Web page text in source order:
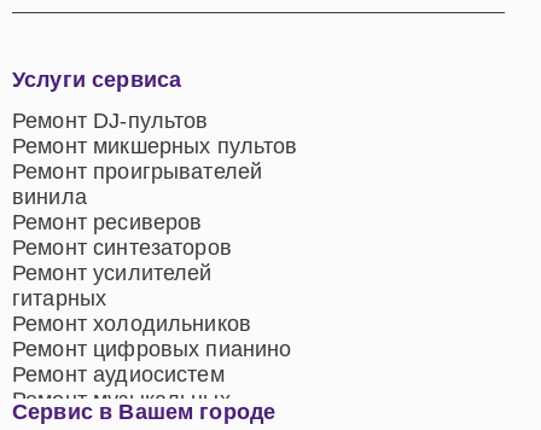
Сервис в Вашем городе
Услуги сервиса
Ремонт DJ-пультов
Ремонт микшерных пультов
Ремонт проигрывателей
винила
Ремонт ресиверов
Ремонт синтезаторов
Ремонт усилителей
гитарных
Ремонт холодильников
Ремонт цифровых пианино
Ремонт аудиосистем
Ремонт музыкальных